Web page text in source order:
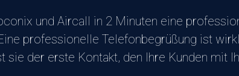
und Aircall in 2 Minuten eine
professionelle Telefonbegrüßung ist
sie der erste Kontakt, den Ihre Kunden mit